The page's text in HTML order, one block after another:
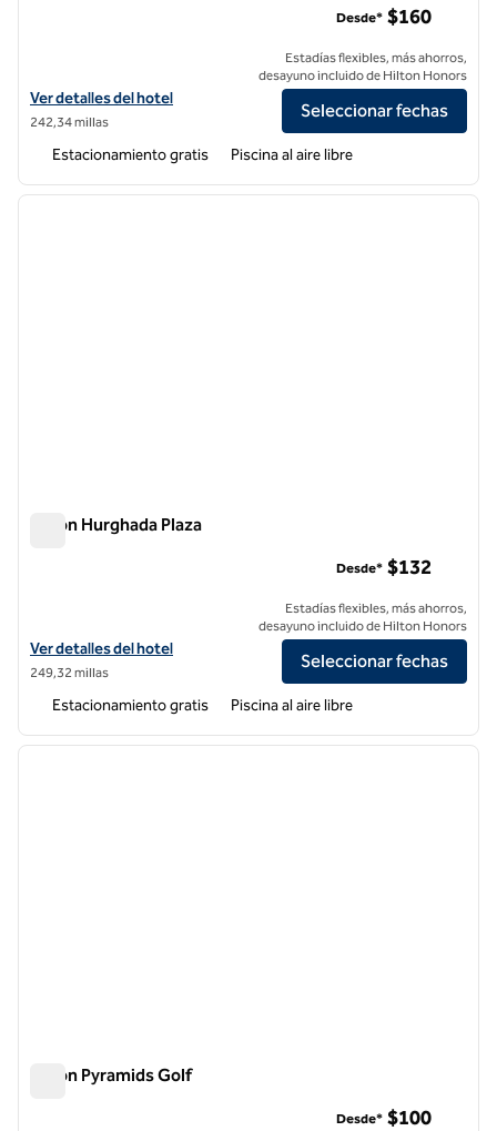
Ver detalles del hotel DoubleTree by Hilton Mangroovy El Gouna
Ver detalles del hotel
242,34 millas
Desde* $160
Estadías flexibles, más ahorros,
desayuno incluido de Hilton Honors
Seleccionar fechas
Estacionamiento gratis Piscina al aire libre
1 de 12
Hilton Hurghada Plaza
Ver detalles del hotel Hilton Hurghada Plaza
Ver detalles del hotel
249,32 millas
Desde* $132
Estadías flexibles, más ahorros,
desayuno incluido de Hilton Honors
Seleccionar fechas
Estacionamiento gratis Piscina al aire libre
1 de 12
Hilton Pyramids Golf
Desde* $100